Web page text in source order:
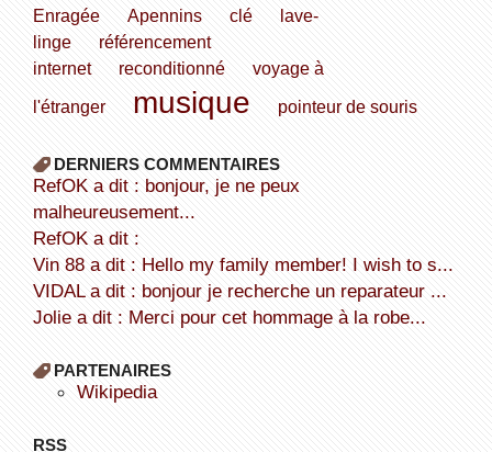
Enragée
Apennins clé
lave-
linge
référencement
internet
reconditionné
voyage à
l'étranger
musique pointeur de souris
DERNIERS COMMENTAIRES
refOK a dit : bonjour, je ne peux
malheureusement...
refOK a dit :
Vin 88 a dit : Hello my family member! I wish to s...
VIDAL a dit : bonjour je recherche un reparateur ...
Jolie a dit : Merci pour cet hommage à la robe...
PARTENAIRES
wikipedia
RSS